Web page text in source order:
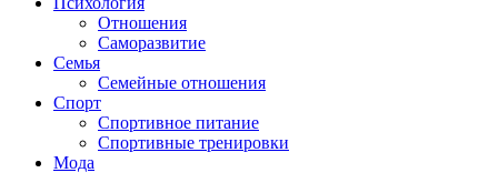
Отношения
Саморазвитие
Семья
Семейные отношения
Спорт
Спортивное питание
Спортивные тренировки
Мода